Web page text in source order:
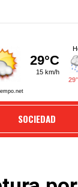
SOCIEDAD